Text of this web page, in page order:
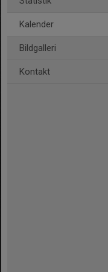
Kalender
Bildgalleri
Kontakt